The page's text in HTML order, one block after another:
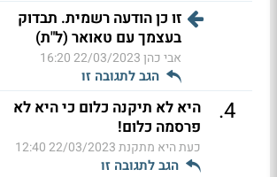
זו כן הודעה רשמית. תבדוק
בעצמך עם טאואר (ל"ת)
אבי כהן22/03/2023 16:20
הגב לתגובה זו
4
.
היא לא תיקנה כלום כי היא לא
פרסמה כלום!
כעת היא מתקנת22/03/2023 12:40
הגב לתגובה זו